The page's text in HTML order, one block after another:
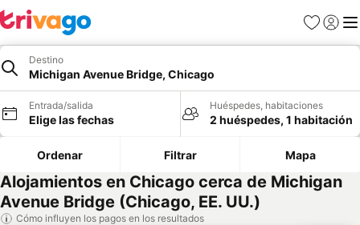
Favoritos
Iniciar
Destino
Michigan Avenue Bridge, Chicago
Entrada/salida
Elige las fechas
Huéspedes, habitaciones
2 huéspedes, 1 habitación
Ordenar Filtrar Mapa
Alojamientos en Chicago cerca de Michigan
Avenue Bridge (Chicago, EE. UU.)
Cómo influyen los pagos en los resultados